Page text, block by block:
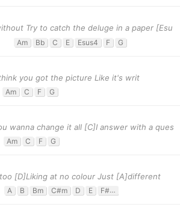
Try to catch the deluge in a paper [Esu
Am Bb C E Esus4 F G
you got the picture Like it's writ
Am C F G
wanna change it all [C]I answer with a ques
Am C F G
[D]Liking at no colour Just [A]different
A B Bm C#m D E F#m